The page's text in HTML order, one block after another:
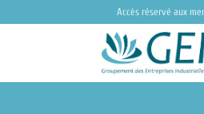
au
Accès réservé aux